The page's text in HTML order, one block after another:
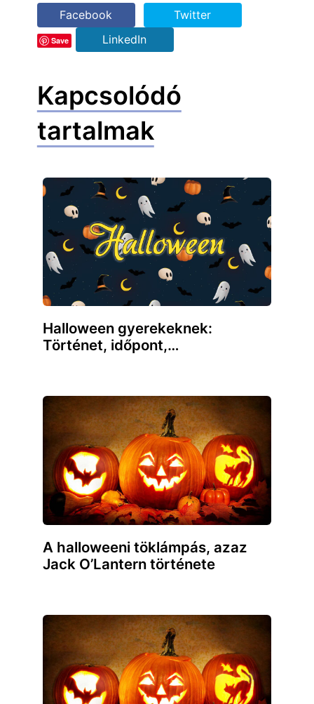
Facebook Twitter
Save LinkedIn
Kapcsolódó
tartalmak
Halloween gyerekeknek:
Történet, időpont,…
A halloweeni töklámpás, azaz
Jack O’Lantern története